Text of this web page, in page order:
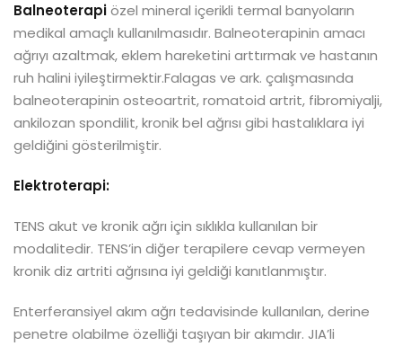
Balneoterapiözel mineral içerikli termal banyoların
medikal amaçlı kullanılmasıdır. Balneoterapinin amacı
ağrıyı azaltmak, eklem hareketini arttırmak ve hastanın
ruh halini iyileştirmektir.Falagas ve ark. çalışmasında
balneoterapinin osteoartrit, romatoid artrit, fibromiyalji,
ankilozan spondilit, kronik bel ağrısı gibi hastalıklara iyi
geldiğini gösterilmiştir.
Elektroterapi:
TENS akut ve kronik ağrı için sıklıkla kullanılan bir
modalitedir. TENS’in diğer terapilere cevap vermeyen
kronik diz artriti ağrısına iyi geldiği kanıtlanmıştır.
Enterferansiyel akım ağrı tedavisinde kullanılan, derine
penetre olabilme özelliği taşıyan bir akımdır. JIA’li